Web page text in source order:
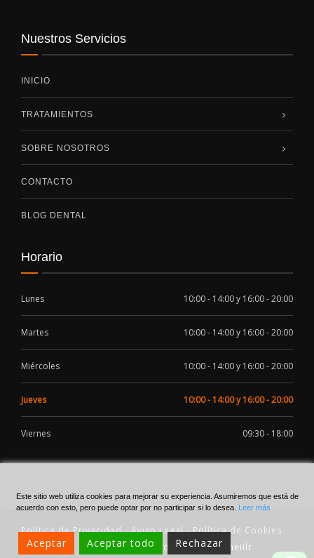
Nuestros Servicios
INICIO
TRATAMIENTOS
SOBRE NOSOTROS
CONTACTO
BLOG DENTAL
Horario
Lunes 10:00 - 14:00 y 16:00 - 20:00
Martes 10:00 - 14:00 y 16:00 - 20:00
Miércoles 10:00 - 14:00 y 16:00 - 20:00
Jueves 10:00 - 14:00 y 16:00 - 20:00
Viernes 09:30 - 18:00
Política de Privacidad-Aviso Legal-Política de Cookies
Made with
by meiilr
Este sitio web utiliza cookies para mejorar su experiencia. Asumiremos que está de
acuerdo con esto, pero puede optar por no participar si lo desea. Leer más
Aceptar Aceptar todo Rechazar